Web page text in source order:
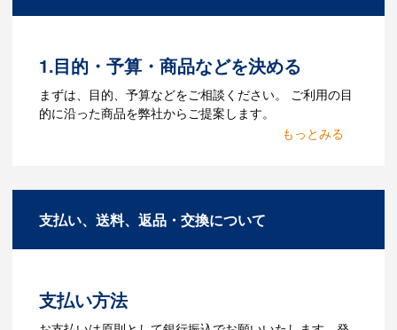
Q：ウェブサイトに掲載され
ていないオリジナルのノベル
タマイズが可能です。お気軽にご相談く
1.目的・予算・商品などを決める
まずは、目的、予算などをご相談ください。 ご利用の目
的に沿った商品を弊社からご提案します。
お見積を弊社からお出しします。
3.発注・データ入稿
ら、ご注文書をお送りします。
【名入れをする場合】名入れに必要なデ
支払い、送料、返品・交換について
支払い方法